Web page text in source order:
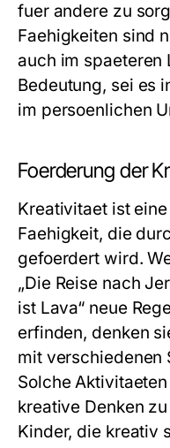
fuer andere zu
Faehigkeiten sind
auch im spaeteren
Bedeutung, sei es
im persoenlichen
Foerderung der
Kreativitaet ist
Faehigkeit, die
gefoerdert wird.
„Die Reise nach
ist Lava“ neue
erfinden, denken
mit verschiedenen
Solche
kreative Denken
Kinder, die kreativ